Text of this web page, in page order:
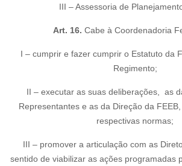
III – Assessoria de Planejamento
Art. 16. Cabe à Coordenadoria
I – cumprir e fazer cumprir o Estatuto da
Regimento;
II – executar as suas deliberações, as
Representantes e as da Direção da
respectivas normas;
III – promover a articulação com as
sentido de viabilizar as ações programadas